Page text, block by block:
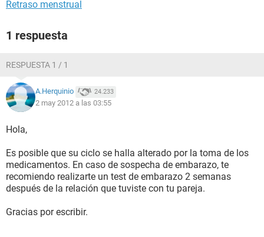
Retraso menstrual
1 respuesta
RESPUESTA 1 / 1
A.Herquinio 24.233
2 may 2012 a las 03:55
Hola,
Es posible que su ciclo se halla alterado por la toma de los
medicamentos. En caso de sospecha de embarazo, te
recomiendo realizarte un test de embarazo 2 semanas
después de la relación que tuviste con tu pareja.
Gracias por escribir.